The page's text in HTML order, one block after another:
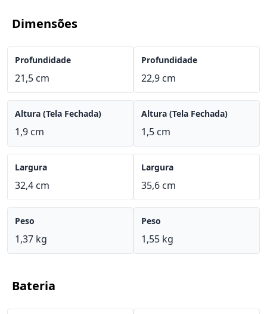
Dimensões
Profundidade
21,5 cm
Altura (Tela Fechada)
1,9 cm
Largura
32,4 cm
Peso
1,37 kg
Profundidade
22,9 cm
Altura (Tela Fechada)
1,5 cm
Largura
35,6 cm
Peso
1,55 kg
Bateria